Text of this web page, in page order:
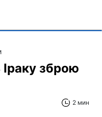
Іраку зброю
2 мин